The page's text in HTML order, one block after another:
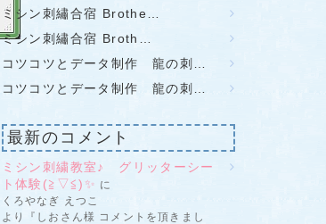
ミシン刺繡合宿 Brothe…
ミシン刺繡合宿 Broth…
コツコツとデータ制作 龍の刺…
コツコツとデータ制作 龍の刺…
最新のコメント
ミシン刺繍教室♪ グリッターシー
ト体験(≧▽≦)✨ に
くろやなぎ えつこ
より『しおさん様 コメントを頂きまし